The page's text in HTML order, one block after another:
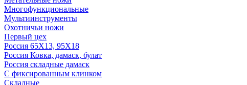
Многофункциональные
Мультиинструменты
Охотничьи ножи
Первый цех
Россия 65Х13, 95Х18
Россия Ковка, дамаск, булат
Россия складные дамаск
С фиксированным клинком
Складные